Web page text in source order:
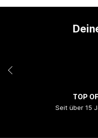
TOP
Seit über 15